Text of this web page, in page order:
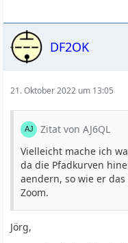
DF2OK
21. Oktober 2022 um 13:05
Zitat von AJ6QL
Vielleicht mache ich
da die Pfadkurven
aendern, so wie er
Zoom.
Jörg,